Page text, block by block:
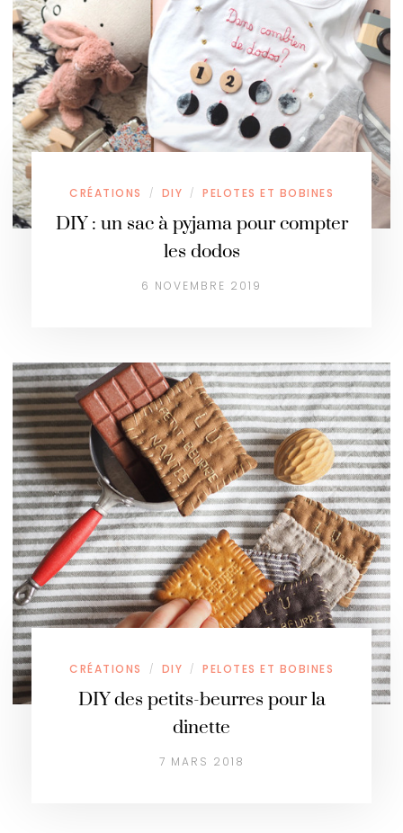
CRÉATIONS / DIY / PELOTES ET BOBINES
DIY : un sac à pyjama pour compter
les dodos
6 NOVEMBRE 2019
CRÉATIONS / DIY / PELOTES ET BOBINES
DIY des petits-beurres pour la
dinette
7 MARS 2018